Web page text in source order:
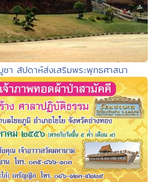
า สัปดาห์ส่งเสริมพระพุทธศาสนา